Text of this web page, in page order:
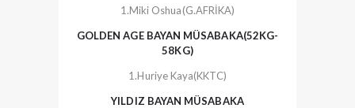
1.Miki Oshua(G.AFRİKA)
GOLDEN AGE BAYAN MÜSABAKA(52KG-
58KG)
1.Huriye Kaya(KKTC)
YILDIZ BAYAN MÜSABAKA